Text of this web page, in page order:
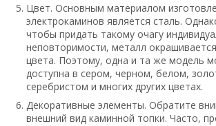
Цвет. Основным материалом
электрокаминов является сталь.
чтобы придать такому очагу
неповторимости, металл
цвета. Поэтому, одна и та же модель
доступна в сером, черном, белом,
серебристом и многих других цветах.
Декоративные элементы. Обратите
внешний вид каминной топки. Часто,